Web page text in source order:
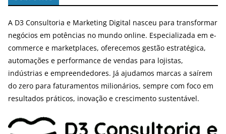
A D3 Consultoria e Marketing Digital nasceu para transformar
negócios em potências no mundo online. Especializada em e-
commerce e marketplaces, oferecemos gestão estratégica,
automações e performance de vendas para lojistas,
indústrias e empreendedores. Já ajudamos marcas a saírem
do zero para faturamentos milionários, sempre com foco em
resultados práticos, inovação e crescimento sustentável.